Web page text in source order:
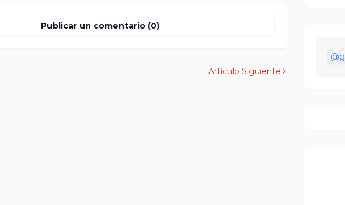
Publicar un comentario (0)
Artículo Siguiente